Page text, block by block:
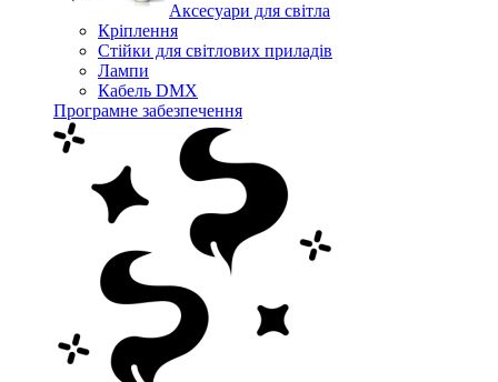
Аксесуари для світла
Кріплення
Стійки для світлових приладів
Лампи
Кабель DMX
Програмне забезпечення